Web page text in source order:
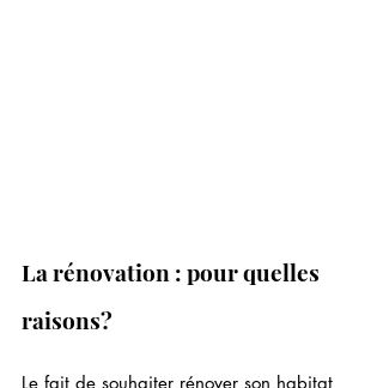
La rénovation : pour quelles
raisons?
Le fait de souhaiter rénover son habitat